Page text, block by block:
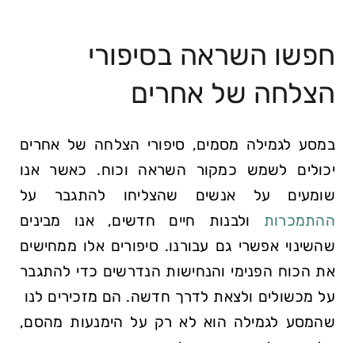
חפשו השראה בסיפורי
הצלחה של אחרים
במסע לגמילה מסמים, ​סיפורי הצלחה⁢ של אחרים
יכולים לשמש כמקור השראה וכוח. ⁢כאשר אנו
שומעים​ על‌ אנשים שהצליחו​ להתגבר על
ההתמכרות ‌ ולבנות חיים חדשים, אנו מבינים
שהשינוי אפשרי גם ⁣עבורנו. סיפורים אלו ממחישים
את הכוח הפנימי והנחישות הנדרשים כדי להתגבר
על מכשולים⁣ ולצאת לדרך חדשה.⁢ הם ‍מזכירים לנו ​
שהמסע לגמילה הוא לא רק על הימנעות מהסם,​